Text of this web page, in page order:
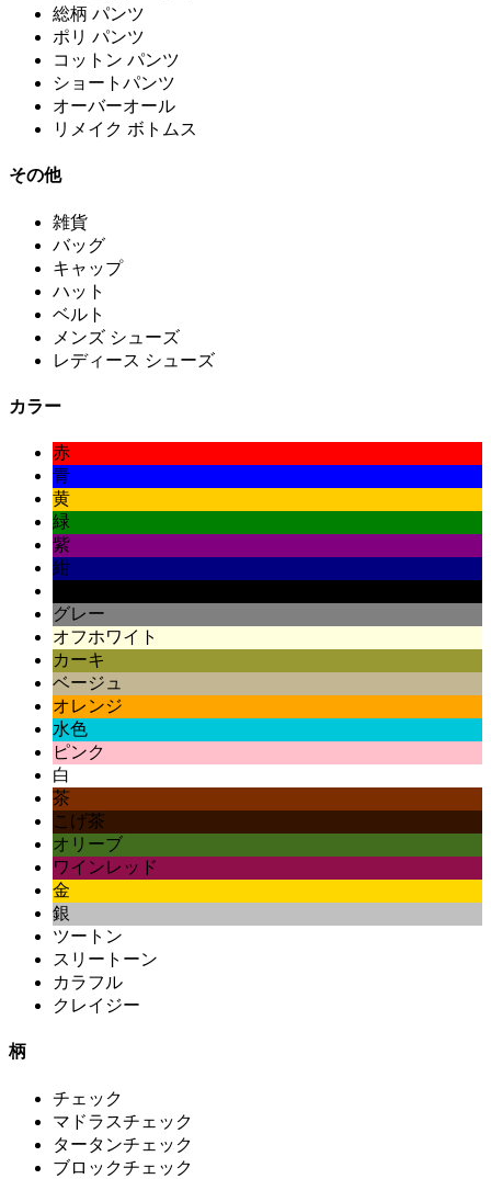
総柄 パンツ
ポリ パンツ
コットン パンツ
ショートパンツ
オーバーオール
リメイク ボトムス
その他
雑貨
バッグ
キャップ
ハット
ベルト
メンズ シューズ
レディース シューズ
カラー
赤
青
黄
緑
紫
紺
グレー
オフホワイト
カーキ
ベージュ
オレンジ
水色
ピンク
白
茶
こげ茶
オリーブ
ワインレッド
金
銀
ツートン
スリートーン
カラフル
クレイジー
柄
チェック
マドラスチェック
タータンチェック
ブロックチェック